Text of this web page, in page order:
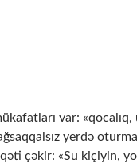
var: «qocalıq,
yerdə
çəkir: «Su kiçiyin,